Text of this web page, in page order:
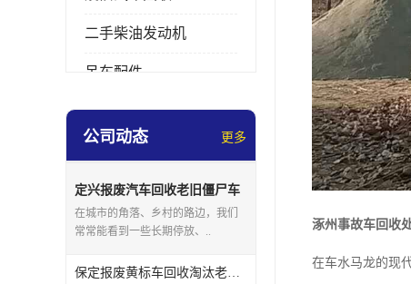
二手柴油发动机
吊车配件
挖掘机拆车件
公司动态 更多
定兴报废汽车回收老旧僵尸车
上门回收处理
在城市的角落、乡村的路边，我们
常常能看到一些长期停放、..
保定报废黄标车回收淘汰老旧车辆领取补贴
涿州事故车回收
在车水马龙的现